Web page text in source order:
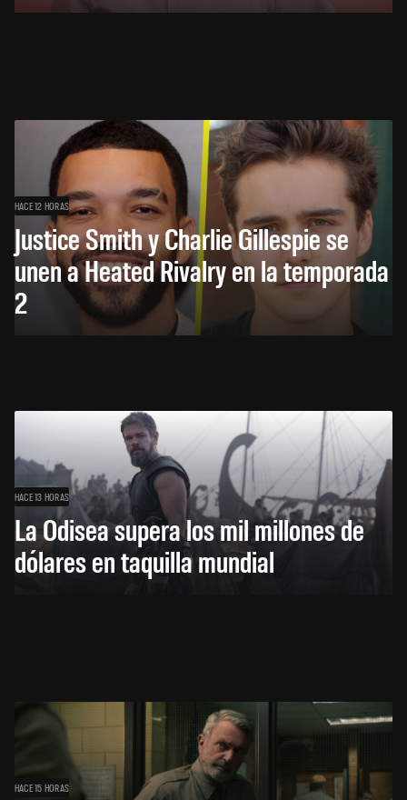
HACE 12 HORAS
Justice Smith y Charlie Gillespie se
unen a Heated Rivalry en la temporada
2
HACE 13 HORAS
La Odisea supera los mil millones de
dólares en taquilla mundial
HACE 15 HORAS